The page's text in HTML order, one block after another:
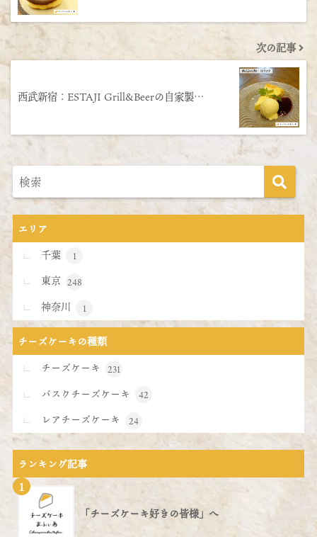
次の記事
西武新宿：ESTAJI Grill&Beerの自家製…
エリア
千葉
1
東京 248
神奈川 1
チーズケーキの種類
チーズケーキ
231
バスクチーズケーキ 42
レアチーズケーキ 24
ランキング記事
1
「チーズケーキ好きの皆様」へ